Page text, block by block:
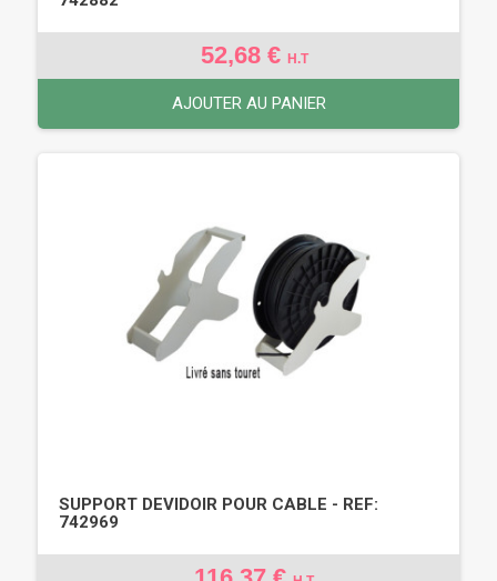
52,68 € H.T
AJOUTER AU PANIER
SUPPORT DEVIDOIR POUR CABLE - REF:
742969